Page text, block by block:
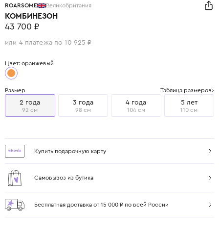
ROARSOME Великобритания
КОМБИНЕЗОН
43 700 ₽
или 4 платежа по 10 925 ₽
Цвет: оранжевый
Размер Таблица размеров
2 года
92 см
3 года
98 см
4 года
104 см
5 лет
110 см
Купить подарочную карту
Самовывоз из бутика
Бесплатная доставка от 15 000 ₽ по всей России